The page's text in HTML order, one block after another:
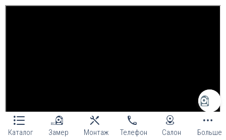
Каталог Замер Монтаж Телефон Салон Больше
та за установку чим